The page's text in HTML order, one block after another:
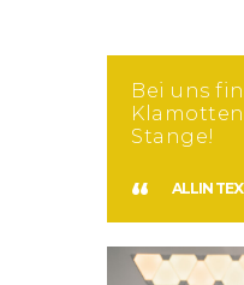
Bei uns
Stange!
ALLIN